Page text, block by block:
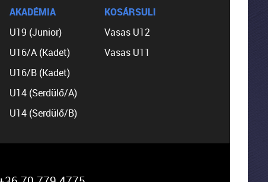
AKADÉMIA
U19 (Junior)
U16/A (Kadet)
U16/B (Kadet)
U14 (Serdülő/A)
U14 (Serdülő/B)
KOSÁRSULI
Vasas U12
Vasas U11